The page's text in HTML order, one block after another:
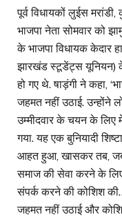
पूर्व विधायकों लुईस
भाजपा नेता सोमवार को
के भाजपा विधायक केदार
झारखंड स्टूडेंट्स यूनियन) के
हो गए थे. षाड़ंगी ने कहा,
जहमत नहीं उठाई. उन्होंने
उम्मीदवार के चयन के लिए
गया. यह एक बुनियादी
आहत हुआ, खासकर तब, जब
समाज की सेवा करने के
संपर्क करने की कोशिश
जहमत नहीं उठाई और